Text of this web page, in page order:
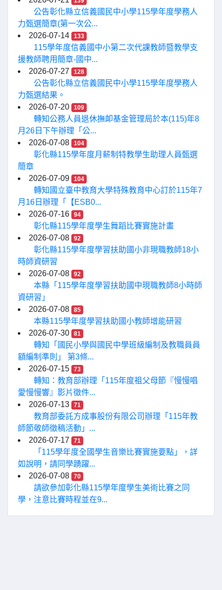
公告彰化縣立信義國民中小學115學年度學務人
力甄選簡章(第一次公...
2026-07-14
133
115學年度信義國中小第二次代課教師暨教學支
援教師聘用簡章-國中...
2026-07-27
128
公告彰化縣立信義國民中小學115學年度學務人
力甄選結果。
2026-07-20
109
轉知公務人員退休撫卹基金管理局於本(115)年8
月26日下午辦理「公...
2026-07-08
104
彰化縣115學年度月薪制特教學生助理人員甄選
簡章
2026-07-09
104
轉知國立臺中教育大學特殊教育中心訂於115年7
月16日辦理「【ESB0...
2026-07-16
94
彰化縣115學年度學生舞蹈比賽實施計畫
2026-07-08
92
彰化縣115學年度學習扶助國小非現職教師18小
時師資研習
2026-07-08
92
本縣「115學年度學習扶助國中現職教師8小時師
資研習」
2026-07-08
85
本縣115學年度學習扶助國小教師增能研習
2026-07-30
81
轉知「國民小學與國民中學班級編制及教職員員
額編制準則」 第3條...
2026-07-15
73
轉知：教育部辦理「115年度祖父母節『慢慢唱
愛慢慢響』影片徵件...
2026-07-13
71
教育部委託方成事股份有限公司辦理「115年教
師節敬師徵稿活動」...
2026-07-17
71
「115學年度全國學生音樂比賽實施要點」，詳
如說明，請同學踴躍...
2026-07-08
70
請欲參加彰化縣115學年度學生美術比賽之同
學，注意比賽時程並在9...